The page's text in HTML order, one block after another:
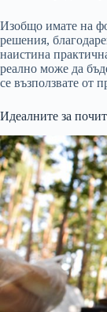
Изобщо имате на
решения,
наистина
реално може да
се възползвате от
Идеалните за